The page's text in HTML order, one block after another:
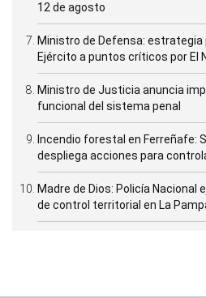
12 de agosto
Ministro de Defensa:
Ejército a puntos críticos por El
Ministro de Justicia anuncia
funcional del sistema penal
Incendio forestal en Ferreñafe:
despliega acciones para
Madre de Dios: Policía
de control territorial en La